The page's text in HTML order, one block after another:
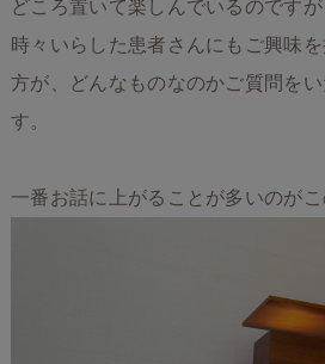
どころ置いて楽しんでいるのですが
時々いらした患者さんにもご興味
方が、どんなものなのかご質問を
す。
一番お話に上がることが多いのがこ